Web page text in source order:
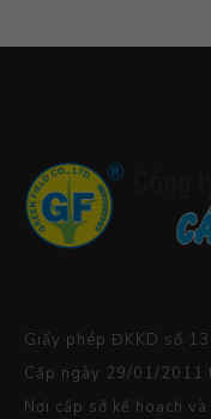
Giấy phép ĐKKD số
Cấp ngày 29/01/
Nơi cấp sở kế hoạch